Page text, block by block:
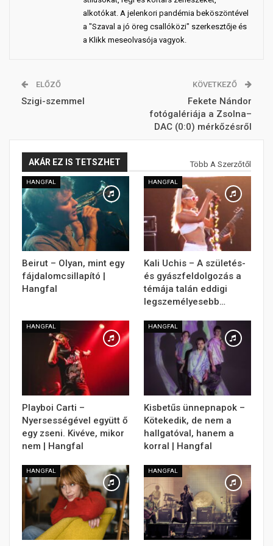
alkotókat. A jelenkori pandémia beköszöntével
a "Szaval a jó öreg csallóközi" szerkesztője és
a Klikk meseolvasója vagyok.
ELŐZŐ
Szigi-szemmel
KÖVETKEZŐ
Fekete Nándor
fotógalériája a Zsolna–
DAC (0:0) mérkőzésről
AKÁR EZ IS TETSZHET Több A Szerzőtől
HANGFAL
Beirut – Olyan, mint egy
fájdalomcsillapító |
Hangfal
HANGFAL
Kali Uchis – A születés-
és gyászfeldolgozás a
témája talán eddigi
legszemélyesebb…
HANGFAL
Playboi Carti –
Nyersességével együtt ő
egy zseni. Kivéve, mikor
nem | Hangfal
HANGFAL
Kisbetűs ünnepnapok –
Kötekedik, de nem a
hallgatóval, hanem a
korral | Hangfal
HANGFAL HANGFAL